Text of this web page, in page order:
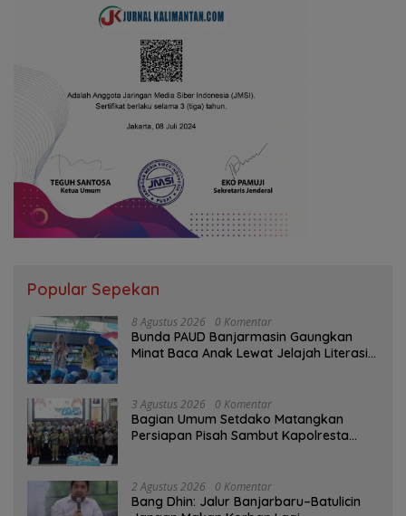
Popular Sepekan
8 Agustus 2026 0 Komentar
Bunda PAUD Banjarmasin Gaungkan
Minat Baca Anak Lewat Jelajah Literasi
3 Agustus 2026 0 Komentar
Bagian Umum Setdako Matangkan
Persiapan Pisah Sambut Kapolresta
2 Agustus 2026 0 Komentar
Bang Dhin: Jalur Banjarbaru–Batulicin